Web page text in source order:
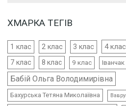
ХМАРКА ТЕГІВ
1 клас 2 клас 3 клас 4 клас
7 клас 8 клас 9 клас
Бабій Ольга Володимирівна
Бахурська Тетяна Миколаївна